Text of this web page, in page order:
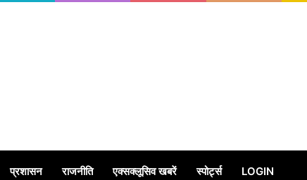
प्रशासन राजनीति एक्सक्लूसिव खबरें स्पोर्ट्स LOGIN